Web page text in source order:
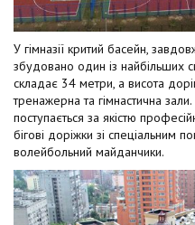
У гімназії критий басейн,
збудовано один із найбільших
складає 34 метри, а висота
тренажерна та гімнастична
поступається за якістю
бігові доріжки зі спеціальним
волейбольний майданчики.